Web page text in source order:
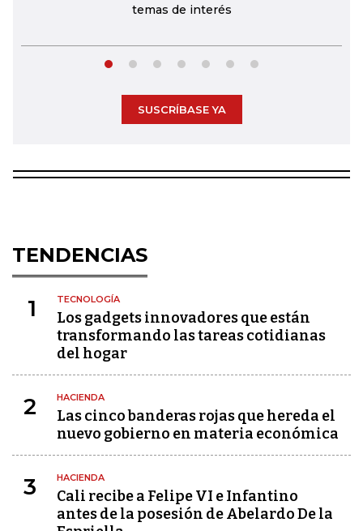
temas de interés
SUSCRÍBASE YA
TENDENCIAS
1 TECNOLOGÍA
Los gadgets innovadores que están
transformando las tareas cotidianas
del hogar
2 HACIENDA
Las cinco banderas rojas que hereda el
nuevo gobierno en materia económica
3 HACIENDA
Cali recibe a Felipe VI e Infantino
antes de la posesión de Abelardo De la